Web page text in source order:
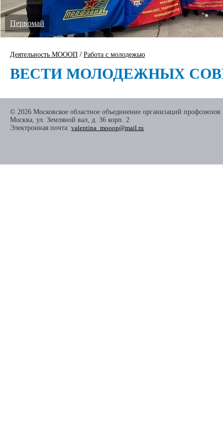
Первомай
Деятельность МОООП / Работа с молодежью
ВЕСТИ МОЛОДЕЖНЫХ
© 2026 Московское областное объединение организаций профсоюзов
Москва, ул. Земляной вал, д. 36 корп. 2
Электронная почта: valentina_mooop@mail.ru